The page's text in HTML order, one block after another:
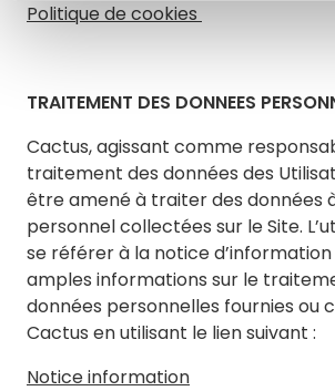
Politique de cookies
TRAITEMENT DES DONNEES
Cactus, agissant comme
traitement des données des
être amené à traiter des données
personnel collectées sur le Site.
se référer à la notice
amples informations sur le
données personnelles fournies ou
Cactus en utilisant le lien suivant :
Notice information